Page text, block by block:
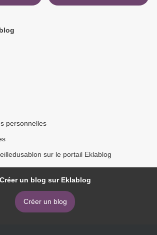
personnelles
sur le portail Eklablog
Créer un blog sur Eklablog
Créer un blog